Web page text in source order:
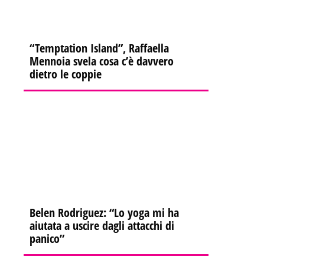
“Temptation Island”, Raffaella
Mennoia svela cosa c’è davvero
dietro le coppie
Belen Rodriguez: “Lo yoga mi ha
aiutata a uscire dagli attacchi di
panico”